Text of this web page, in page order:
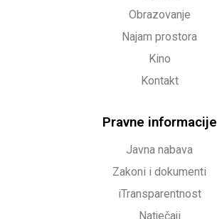
Obrazovanje
Najam prostora
Kino
Kontakt
Pravne informacije
Javna nabava
Zakoni i dokumenti
iTransparentnost
Natječaji